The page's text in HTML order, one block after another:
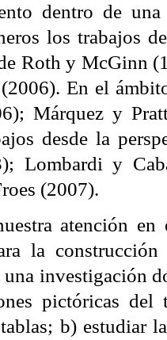
dentro de
los trabajos
Roth y McGinn
En el
Márquez y
desde la
Lombardi y
(2007).
atención
la
una investigación
pictóricas
b) estudiar